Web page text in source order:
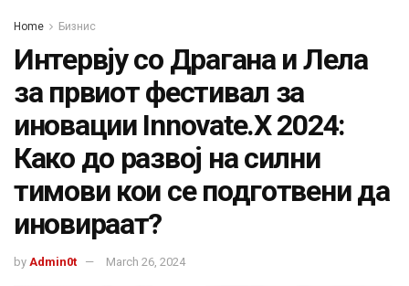
Home Бизнис
Интервју со Драгана и Лела
за првиот фестивал за
иновации Innovate.X 2024:
Како до развој на силни
тимови кои се подготвени да
иновираат?
by Admin0t March 26, 2024